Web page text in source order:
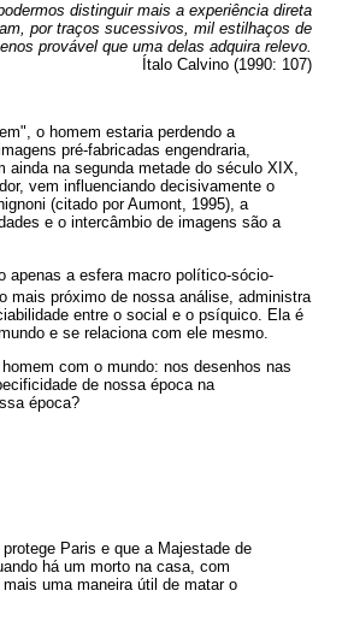
distinguir mais a experiência direta
por traços sucessivos, mil estilhaços de
provável que uma delas adquira relevo.
Ítalo Calvino (1990: 107)
o homem estaria perdendo a
pré-fabricadas engendraria,
ainda na segunda metade do século XIX,
vem influenciando decisivamente o
(citado por Aumont, 1995), a
e o intercâmbio de imagens são a
apenas a esfera macro político-sócio-
mais próximo de nossa análise, administra
entre o social e o psíquico. Ela é
e se relaciona com ele mesmo.
com o mundo: nos desenhos nas
de nossa época na
época?
Paris e que a Majestade de
há um morto na casa, com
uma maneira útil de matar o